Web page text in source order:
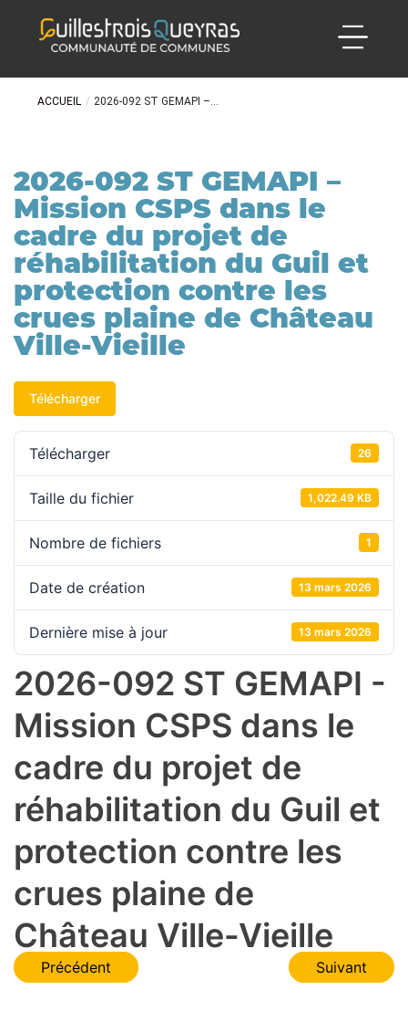
ACCUEIL / 2026-092 ST GEMAPI –...
2026-092 ST GEMAPI –
Mission CSPS dans le
cadre du projet de
réhabilitation du Guil et
protection contre les
crues plaine de Château
Ville-Vieille
Télécharger
Télécharger 26
Taille du fichier 1,022.49 KB
Nombre de fichiers 1
Date de création 13 mars 2026
Dernière mise à jour 13 mars 2026
2026-092 ST GEMAPI -
Mission CSPS dans le
cadre du projet de
réhabilitation du Guil et
protection contre les
crues plaine de
Château Ville-Vieille
Navigation
Précédent Suivant